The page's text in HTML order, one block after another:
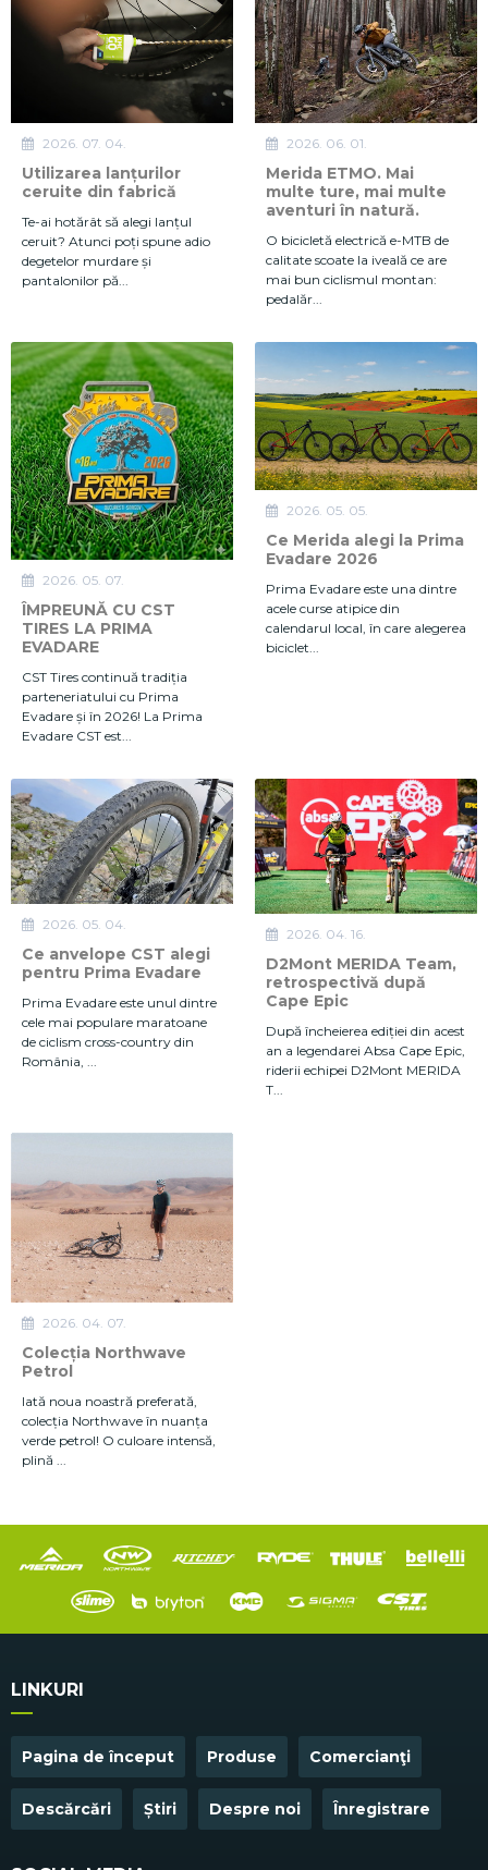
2026. 07. 04.
Utilizarea lanțurilor
ceruite din fabrică
Te-ai hotărât să alegi lanțul
ceruit? Atunci poți spune adio
degetelor murdare și
pantalonilor pă...
2026. 06. 01.
Merida ETMO. Mai
multe ture, mai multe
aventuri în natură.
O bicicletă electrică e-MTB de
calitate scoate la iveală ce are
mai bun ciclismul montan:
pedalăr...
2026. 05. 07.
ÎMPREUNĂ CU CST
TIRES LA PRIMA
EVADARE
CST Tires continuă tradiția
parteneriatului cu Prima
Evadare și în 2026! La Prima
Evadare CST est...
2026. 05. 05.
Ce Merida alegi la Prima
Evadare 2026
Prima Evadare este una dintre
acele curse atipice din
calendarul local, în care alegerea
biciclet...
2026. 05. 04.
Ce anvelope CST alegi
pentru Prima Evadare
Prima Evadare este unul dintre
cele mai populare maratoane
de ciclism cross-country din
România, ...
2026. 04. 16.
D2Mont MERIDA Team,
retrospectivă după
Cape Epic
După încheierea ediției din acest
an a legendarei Absa Cape Epic,
riderii echipei D2Mont MERIDA
T...
2026. 04. 07.
Colecția Northwave
Petrol
Iată noua noastră preferată,
colecția Northwave în nuanța
verde petrol! O culoare intensă,
plină ...
LINKURI
Pagina de început Produse Comercianţi
Descărcări Știri Despre noi Înregistrare